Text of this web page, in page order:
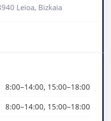
Leioa, Bizkaia
8:00–14:00, 15:00–18:00
8:00–14:00, 15:00–18:00